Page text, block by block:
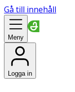
Gå till innehåll
Meny
Logga in